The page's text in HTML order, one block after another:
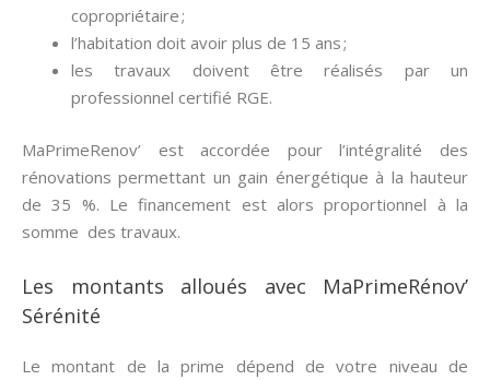
copropriétaire ;
l’habitation doit avoir plus de 15 ans ;
les travaux doivent être réalisés par un
professionnel certifié RGE.
MaPrimeRenov’ est accordée pour l’intégralité des
rénovations permettant un gain énergétique à la hauteur
de 35 %. Le financement est alors proportionnel à la
somme des travaux.
Les montants alloués avec MaPrimeRénov’
Sérénité
Le montant de la prime dépend de votre niveau de